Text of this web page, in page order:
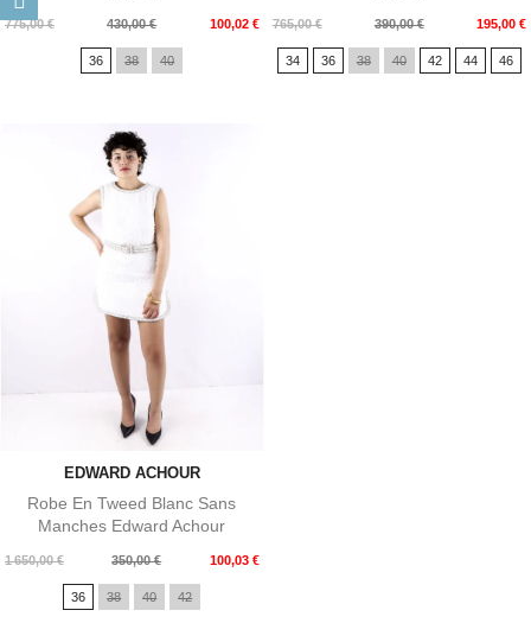
775,00 €
Prix
430,00 € 100,02 €
Prix
36 38 40
765,00 €
Prix
de
base
390,00 € 195,00 €
Prix
34 36 38 40 42 44 46
EDWARD ACHOUR
Robe En Tweed Blanc Sans
Manches Edward Achour
1 650,00 €
Prix
350,00 € 100,03 €
Prix
36 38 40 42